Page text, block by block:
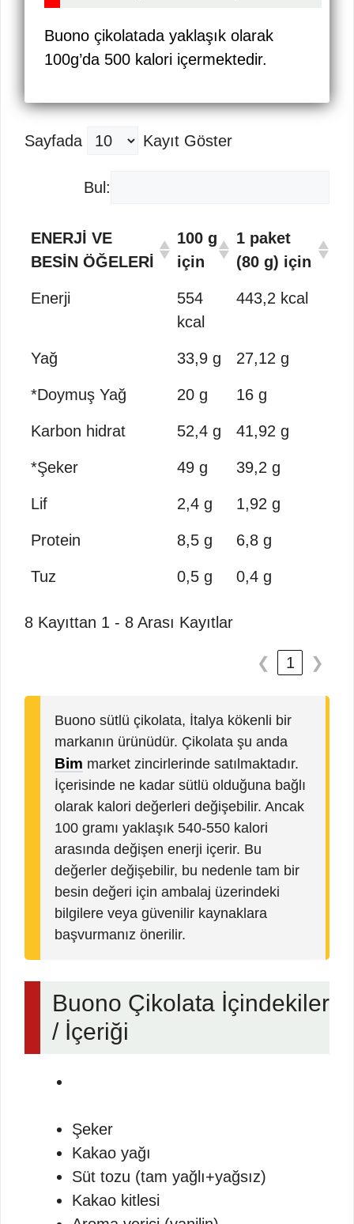
Buono çikolatada yaklaşık olarak
100g’da 500 kalori içermektedir.
Sayfada Kayıt Göster
Bul:
ENERJİ VE
BESİN ÖĞELERİ
100 g
için
1 paket
(80 g) için
Enerji
554
kcal
443,2 kcal
Yağ 33,9 g 27,12 g
*Doymuş Yağ 20 g 16 g
Karbon hidrat 52,4 g 41,92 g
*Şeker 49 g 39,2 g
Lif 2,4 g 1,92 g
Protein 8,5 g 6,8 g
Tuz 0,5 g 0,4 g
8 Kayıttan 1 - 8 Arası Kayıtlar
❮ 1 ❯
Buono sütlü çikolata, İtalya kökenli bir
markanın ürünüdür. Çikolata şu anda
Bim market zincirlerinde satılmaktadır.
İçerisinde ne kadar sütlü olduğuna bağlı
olarak kalori değerleri değişebilir. Ancak
100 gramı yaklaşık 540-550 kalori
arasında değişen enerji içerir. Bu
değerler değişebilir, bu nedenle tam bir
besin değeri için ambalaj üzerindeki
bilgilere veya güvenilir kaynaklara
başvurmanız önerilir.
Buono Çikolata İçindekiler
/ İçeriği
Şeker
Kakao yağı
Süt tozu (tam yağlı+yağsız)
Kakao kitlesi